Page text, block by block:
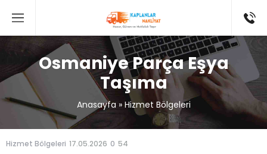
Osmaniye Parça Eşya
Taşıma
Anasayfa» Hizmet Bölgeleri
Hizmet Bölgeleri 17.05.2026 0 54